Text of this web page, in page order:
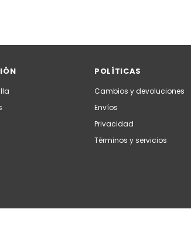
POLÍTICAS
Cambios y devoluciones
Envíos
Privacidad
Términos y servicios